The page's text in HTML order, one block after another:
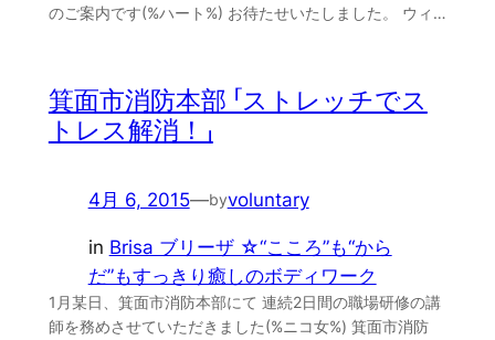
のご案内です(%ハート%) お待たせいたしました。 ウィ…
箕面市消防本部 「ストレッチでス
トレス解消！」
4月 6, 2015—byvoluntary
in Brisa ブリーザ ☆“こころ”も“から
だ”もすっきり癒しのボディワーク
1月某日、箕面市消防本部にて 連続2日間の職場研修の講
師を務めさせていただきました(%ニコ女%) 箕面市消防